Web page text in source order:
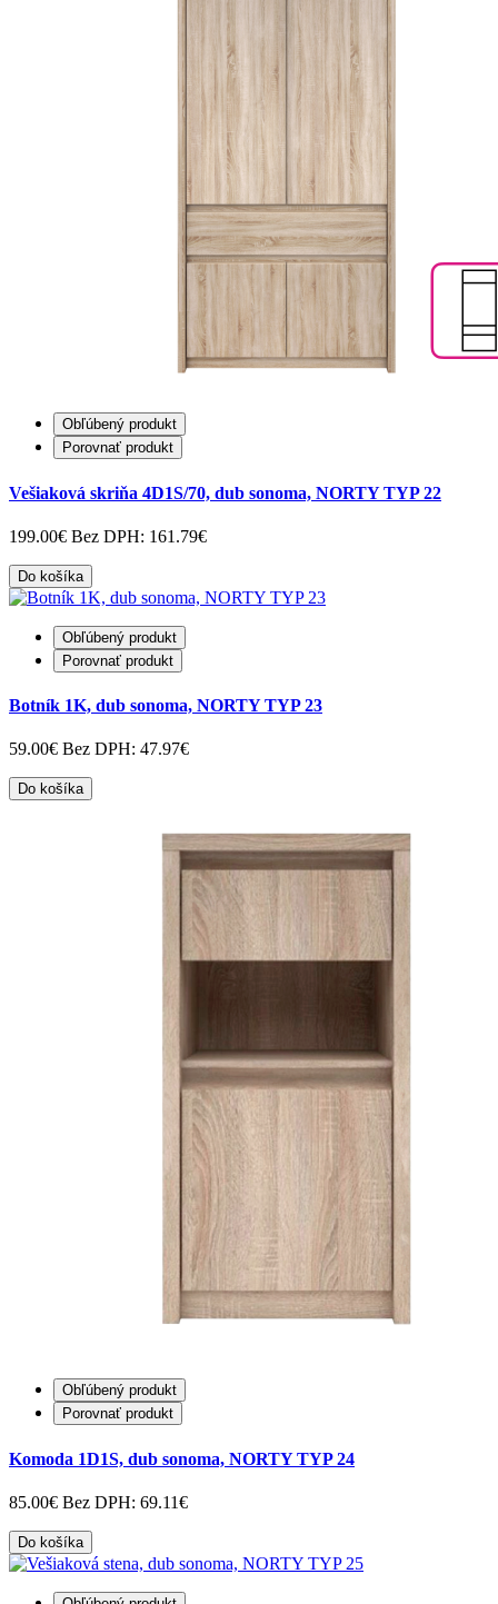
Obľúbený produkt
Porovnať produkt
Vešiaková skriňa 4D1S/70, dub sonoma, NORTY TYP 22
199.00€ Bez DPH: 161.79€
Do košíka
Obľúbený produkt
Porovnať produkt
Botník 1K, dub sonoma, NORTY TYP 23
59.00€ Bez DPH: 47.97€
Do košíka
Obľúbený produkt
Porovnať produkt
Komoda 1D1S, dub sonoma, NORTY TYP 24
85.00€ Bez DPH: 69.11€
Do košíka